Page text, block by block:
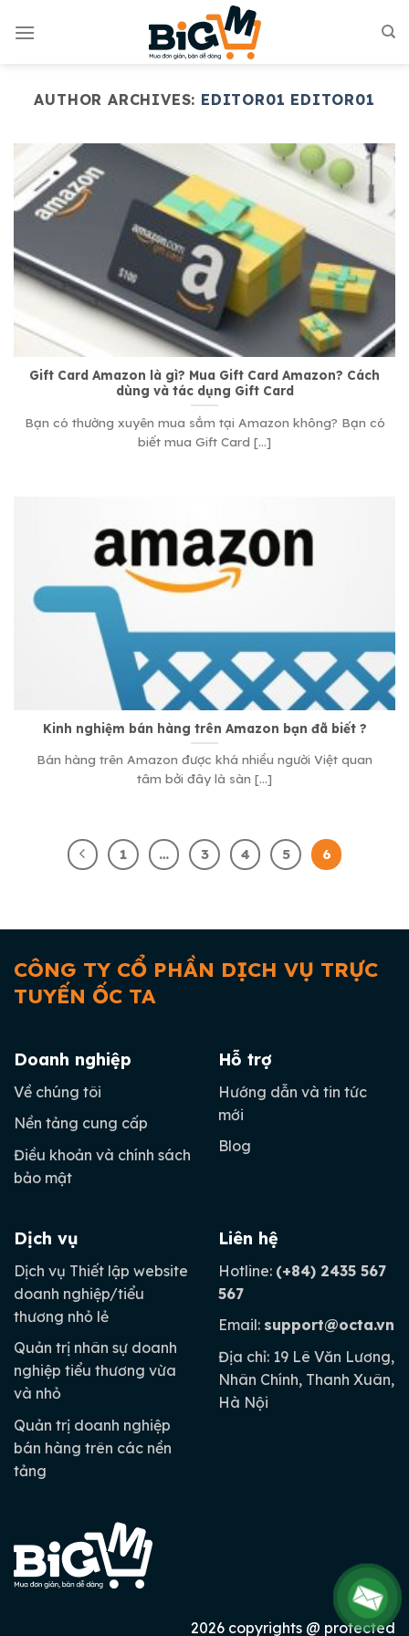
AUTHOR ARCHIVES: EDITOR01 EDITOR01
Gift Card Amazon là gì? Mua Gift Card Amazon? Cách
dùng và tác dụng Gift Card
Bạn có thường xuyên mua sắm tại Amazon không? Bạn có
biết mua Gift Card [...]
Kinh nghiệm bán hàng trên Amazon bạn đã biết ?
Bán hàng trên Amazon được khá nhiều người Việt quan
tâm bởi đây là sàn [...]
1 … 3 4 5 6
CÔNG TY CỔ PHẦN DỊCH VỤ TRỰC
TUYẾN ỐC TA
Doanh nghiệp
Về chúng tôi
Nền tảng cung cấp
Điều khoản và chính sách
bảo mật
Hỗ trợ
Hướng dẫn và tin tức
mới
Blog
Dịch vụ
Dịch vụ Thiết lập website
doanh nghiệp/tiểu
thương nhỏ lẻ
Quản trị nhân sự doanh
nghiệp tiểu thương vừa
và nhỏ
Quản trị doanh nghiệp
bán hàng trên các nền
tảng
Liên hệ
Hotline: (+84) 2435 567
567
Email: support@octa.vn
Địa chỉ: 19 Lê Văn Lương,
Nhân Chính, Thanh Xuân,
Hà Nội
2026 copyrights @ protected